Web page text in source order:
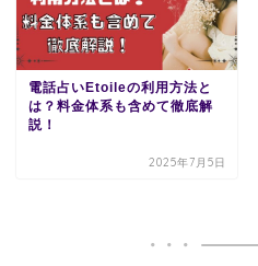
電話占いEtoileの利用方法と
は？料金体系も含めて徹底解
説！
2025年7月5日